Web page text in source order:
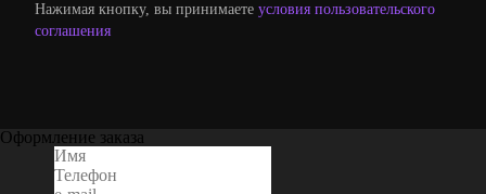
Нажимая кнопку, вы принимаете условия пользовательского
соглашения
Оформление заказа